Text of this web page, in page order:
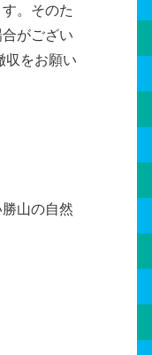
。そのた
がござい
収をお願い
山の自然